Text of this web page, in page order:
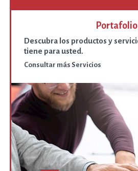
Portafolio
Descubra los productos y
tiene para usted.
Consultar más Servicios